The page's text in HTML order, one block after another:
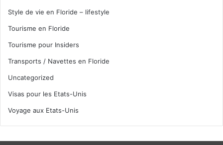
Style de vie en Floride – lifestyle
Tourisme en Floride
Tourisme pour Insiders
Transports / Navettes en Floride
Uncategorized
Visas pour les Etats-Unis
Voyage aux Etats-Unis